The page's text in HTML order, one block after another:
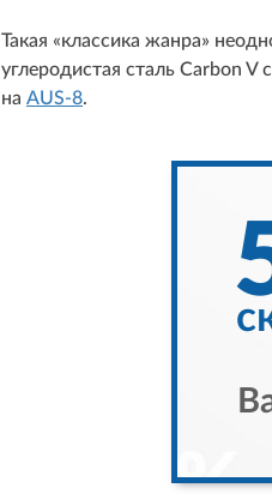
Такая «классика жанра»
углеродистая сталь Carbon
на AUS-8.